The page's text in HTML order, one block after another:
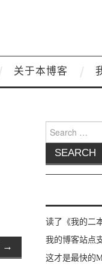
关于本博客
→
Search for:
读了《我的二
我的博客站点
这才是最快的